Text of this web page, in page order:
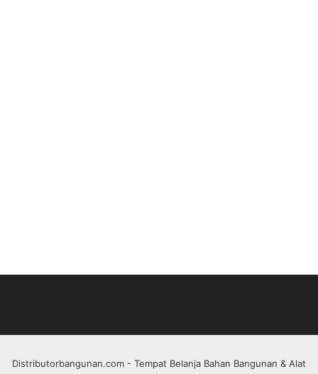
Distributorbangunan.com - Tempat Belanja Bahan Bangunan & Alat